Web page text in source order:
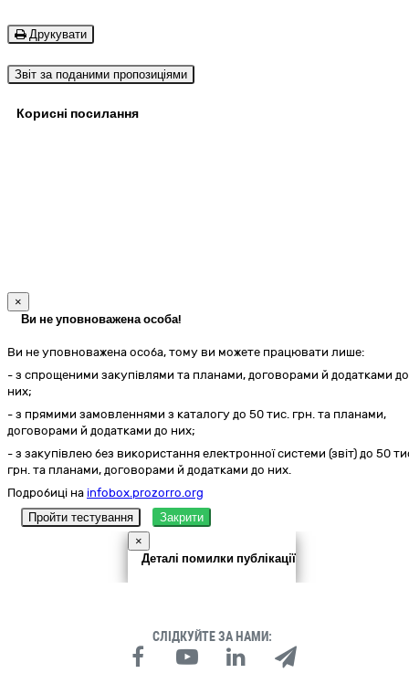
Друкувати
Звіт за поданими пропозиціями
Корисні посилання
×
Ви не уповноважена особа!
Ви не уповноважена особа, тому ви можете працювати лише:
- з спрощеними закупівлями та планами, договорами й додатками до
них;
- з прямими замовленнями з каталогу до 50 тис. грн. та планами,
договорами й додатками до них;
- з закупівлею без використання електронної системи (звіт) до 50
грн. та планами, договорами й додатками до них.
Подробиці на infobox.prozorro.org
Пройти тестування
Закрити
×
Деталі помилки публікації
СЛІДКУЙТЕ ЗА НАМИ: